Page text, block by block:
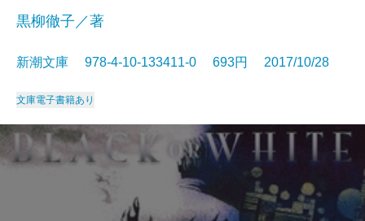
黒柳徹子／著
新潮文庫 978-4-10-133411-0 693円 2017/10/28
文庫電子書籍あり